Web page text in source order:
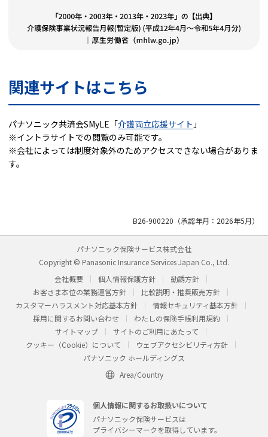
関連サイトはこちら
パナソニック共済会SMyLE「介護両立応援サイト 」
※イントラサイトでの閲覧のみ可能です。
※会社によっては制度対象外のためアクセスできない場合がありま
す。
B26-900220（承認年月：2026年5月）
パナソニック保険サービス株式会社
Copyright © Panasonic Insurance Services Japan Co., Ltd.
会社概要
個人情報保護方針
勧誘方針
お客さま本位の業務運営方針
比較説明・推奨販売方針
カスタマーハラスメント対応基本方針
情報セキュリティ基本方針
採用に関するお問い合わせ
わたしの保険手帳利用規約
サイトマップ
サイトのご利用にあたって
クッキー（Cookie）について
ウェブアクセシビリティ方針
パナソニック ホールディングス
Area/Country
個人情報に関するお取扱いについて
パナソニック保険サービスは
プライバシーマークを取得しています。